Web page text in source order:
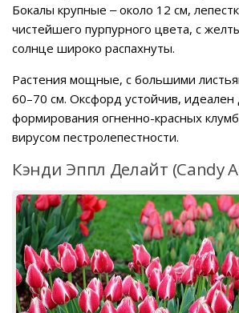
Бокалы крупные ‒ около 12 см,
чистейшего пурпурного цвета, с
солнце широко распахнуты.
Растения мощные, с большими
60–70 см. Оксфорд устойчив, идеален
формирования огненно-красных
вирусом пестролепестности.
Кэнди Эппл Делайт (Candy